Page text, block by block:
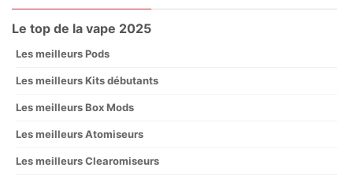
Le top de la vape 2025
Les meilleurs Pods
Les meilleurs Kits débutants
Les meilleurs Box Mods
Les meilleurs Atomiseurs
Les meilleurs Clearomiseurs